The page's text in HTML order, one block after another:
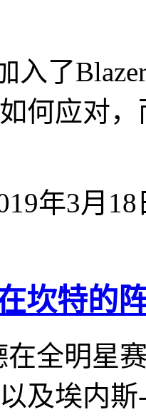
入了
何应对
年3月18
坎特的
全明星
及埃内